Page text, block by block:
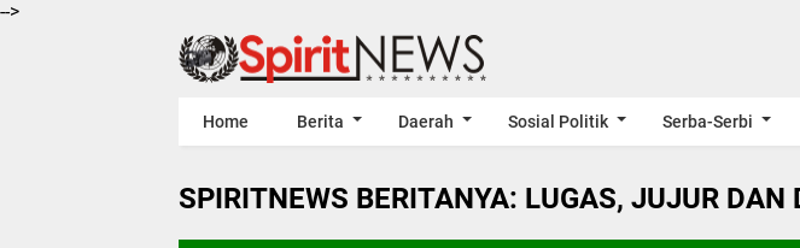
-->
Home Berita Daerah Sosial Politik Serba-Serbi
SPIRITNEWS BERITANYA: LUGAS, JUJUR DAN